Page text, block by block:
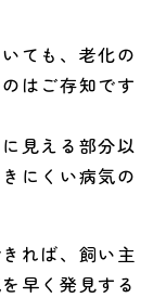
ても、老化の
はご存知です
見える部分以
にくい病気の
れば、飼い主
早く発見する